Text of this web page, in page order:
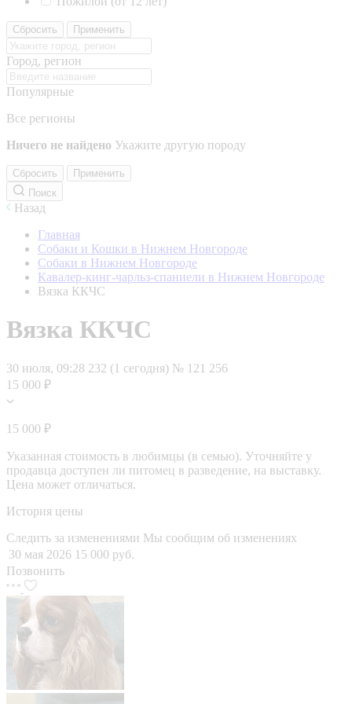
Сбросить Применить
Город, регион
Популярные
Все регионы
Ничего не найдено Укажите другую породу
Сбросить
Применить
Поиск
Назад
Главная
Собаки и Кошки в Нижнем Новгороде
Собаки в Нижнем Новгороде
Кавалер-кинг-чарльз-спаниели в Нижнем Новгороде
Вязка ККЧС
Вязка ККЧС
30 июля, 09:28 232 (1 сегодня) № 121 256
15 000 ₽
15 000 ₽
Указанная стоимость в любимцы (в семью). Уточняйте у
продавца доступен ли питомец в разведение, на выставку.
Цена может отличаться.
История цены
Следить за изменениями Мы сообщим об изменениях
30 мая 2026 15 000 руб.
Позвонить